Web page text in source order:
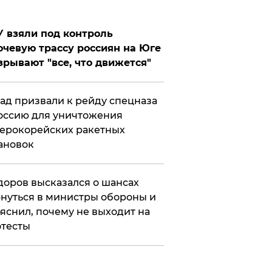
взяли под контроль
трассу россиян на Юге
"все, что движется"
призвали к рейду спецназа
для уничтожения
ракетных
высказался о шансах
в министры обороны и
почему не выходит на